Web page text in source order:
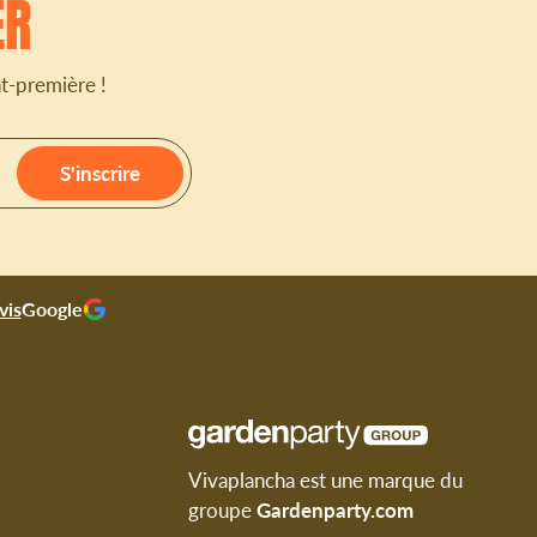
première !
S'inscrire
Google
Vivaplancha est une marque du
groupeGardenparty.com